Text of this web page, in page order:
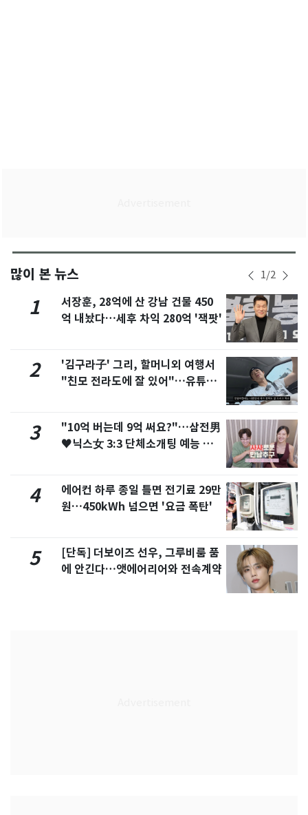
많이 본 뉴스 1/2
1
서장훈, 28억에 산 강남 건물 450
억 내놨다…세후 차익 280억 '잭팟'
2
'김구라子' 그리, 할머니외 여행서
"친모 전라도에 잘 있어"…유튜브
3
"10억 버는데 9억 써요?"…삼전男
♥닉스女 3:3 단체소개팅 예능 화
4
에어컨 하루 종일 틀면 전기료 29만
원…450kWh 넘으면 '요금 폭탄'
5
[단독] 더보이즈 선우, 그루비룸 품
에 안긴다…앳에어리어와 전속계약